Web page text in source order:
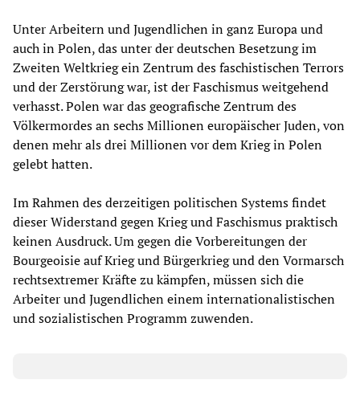
Unter Arbeitern und Jugendlichen in ganz Europa und
auch in Polen, das unter der deutschen Besetzung im
Zweiten Weltkrieg ein Zentrum des faschistischen Terrors
und der Zerstörung war, ist der Faschismus weitgehend
verhasst. Polen war das geografische Zentrum des
Völkermordes an sechs Millionen europäischer Juden, von
denen mehr als drei Millionen vor dem Krieg in Polen
gelebt hatten.
Im Rahmen des derzeitigen politischen Systems findet
dieser Widerstand gegen Krieg und Faschismus praktisch
keinen Ausdruck. Um gegen die Vorbereitungen der
Bourgeoisie auf Krieg und Bürgerkrieg und den Vormarsch
rechtsextremer Kräfte zu kämpfen, müssen sich die
Arbeiter und Jugendlichen einem internationalistischen
und sozialistischen Programm zuwenden.